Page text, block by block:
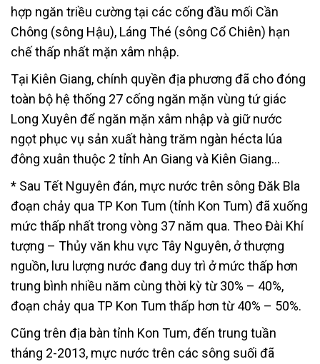
hợp ngăn triều cường tại các cống đầu mối Cần
Chông (sông Hậu), Láng Thé (sông Cổ Chiên) hạn
chế thấp nhất mặn xâm nhập.
Tại Kiên Giang, chính quyền địa phương đã cho đóng
toàn bộ hệ thống 27 cống ngăn mặn vùng tứ giác
Long Xuyên để ngăn mặn xâm nhập và giữ nước
ngọt phục vụ sản xuất hàng trăm ngàn hécta lúa
đông xuân thuộc 2 tỉnh An Giang và Kiên Giang…
* Sau Tết Nguyên đán, mực nước trên sông Đăk Bla
đoạn chảy qua TP Kon Tum (tỉnh Kon Tum) đã xuống
mức thấp nhất trong vòng 37 năm qua. Theo Đài Khí
tượng – Thủy văn khu vực Tây Nguyên, ở thượng
nguồn, lưu lượng nước đang duy trì ở mức thấp hơn
trung bình nhiều năm cùng thời kỳ từ 30% – 40%,
đoạn chảy qua TP Kon Tum thấp hơn từ 40% – 50%.
Cũng trên địa bàn tỉnh Kon Tum, đến trung tuần
tháng 2-2013, mực nước trên các sông suối đã